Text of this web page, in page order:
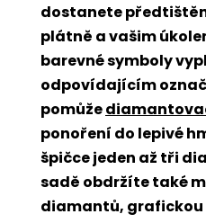
dostanete
plátně a vašim
barevné symboly
odpovídajícím
pomůže
ponoření do lepivé
špičce jeden až tři
sadě obdržíte také
diamantů, grafickou